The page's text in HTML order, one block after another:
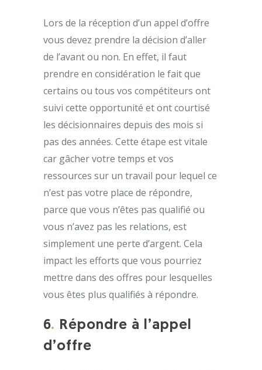
Lors de la réception d’un appel d’offre
vous devez prendre la décision d’aller
de l’avant ou non. En effet, il faut
prendre en considération le fait que
certains ou tous vos compétiteurs ont
suivi cette opportunité et ont courtisé
les décisionnaires depuis des mois si
pas des années. Cette étape est vitale
car gâcher votre temps et vos
ressources sur un travail pour lequel ce
n’est pas votre place de répondre,
parce que vous n’êtes pas qualifié ou
vous n’avez pas les relations, est
simplement une perte d’argent. Cela
impact les efforts que vous pourriez
mettre dans des offres pour lesquelles
vous êtes plus qualifiés à répondre.
6. Répondre à l’appel
d’offre